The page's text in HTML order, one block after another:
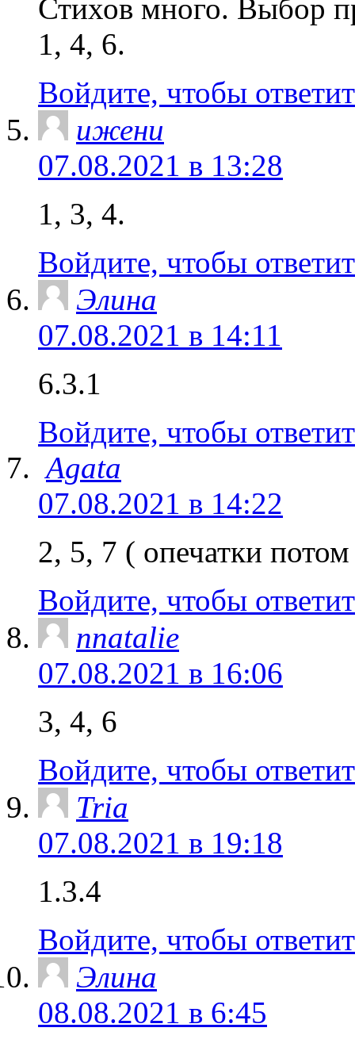
Стихов много. Выбор
1, 4, 6.
Войдите, чтобы
ижени
07.08.2021 в 13:28
1, 3, 4.
Войдите, чтобы
Элина
07.08.2021 в 14:11
6.3.1
Войдите, чтобы
Agata
07.08.2021 в 14:22
2, 5, 7 ( опечатки
Войдите, чтобы
nnatalie
07.08.2021 в 16:06
3, 4, 6
Войдите, чтобы
Tria
07.08.2021 в 19:18
1.3.4
Войдите, чтобы
Элина
08.08.2021 в 6:45